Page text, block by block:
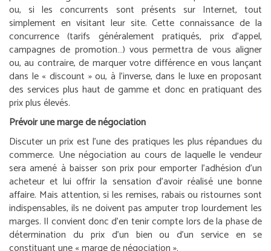
ou, si les concurrents sont présents sur Internet, tout
simplement en visitant leur site. Cette connaissance de la
concurrence (tarifs généralement pratiqués, prix d’appel,
campagnes de promotion…) vous permettra de vous aligner
ou, au contraire, de marquer votre différence en vous lançant
dans le « discount » ou, à l’inverse, dans le luxe en proposant
des services plus haut de gamme et donc en pratiquant des
prix plus élevés.
Prévoir une marge de négociation
Discuter un prix est l’une des pratiques les plus répandues du
commerce. Une négociation au cours de laquelle le vendeur
sera amené à baisser son prix pour emporter l’adhésion d’un
acheteur et lui offrir la sensation d’avoir réalisé une bonne
affaire. Mais attention, si les remises, rabais ou ristournes sont
indispensables, ils ne doivent pas amputer trop lourdement les
marges. Il convient donc d’en tenir compte lors de la phase de
détermination du prix d’un bien ou d’un service en se